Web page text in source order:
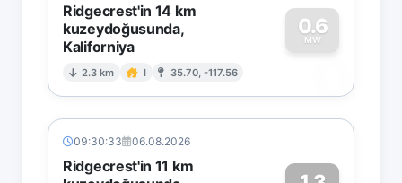
Ridgecrest'in 14 km
kuzeydoğusunda,
Kaliforniya
2.3 km I 35.70, -117.56
0.6
MW
0
09:30:33 06.08.2026
Ridgecrest'in 11 km